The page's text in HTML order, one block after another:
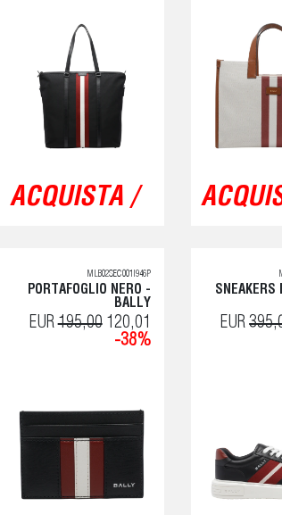
ACQUISTA /
MLB02SEC001I946P
PORTAFOGLIO NERO -
BALLY
EUR195,00120,01
-38%
EUR